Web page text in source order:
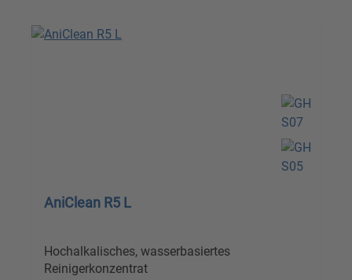
AniClean R5 L
Hochalkalisches, wasserbasiertes
Reinigerkonzentrat